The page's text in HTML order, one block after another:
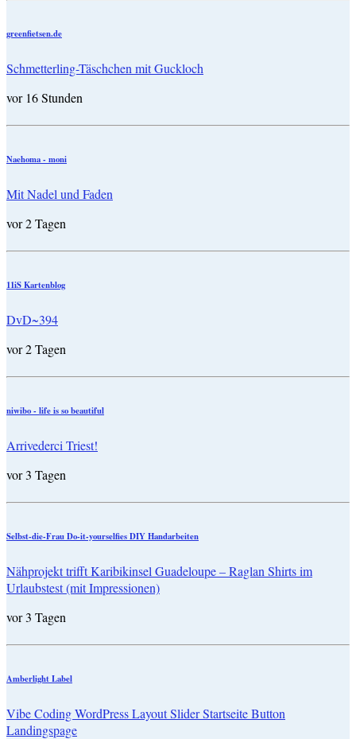
greenfietsen.de
Schmetterling-Täschchen mit Guckloch
vor 16 Stunden
Naehoma - moni
Mit Nadel und Faden
vor 2 Tagen
11iS Kartenblog
DvD~394
vor 2 Tagen
niwibo - life is so beautiful
Arrivederci Triest!
vor 3 Tagen
Selbst-die-Frau Do-it-yourselfies DIY Handarbeiten
Nähprojekt trifft Karibikinsel Guadeloupe – Raglan Shirts im
Urlaubstest (mit Impressionen)
vor 3 Tagen
Amberlight Label
Vibe Coding WordPress Layout Slider Startseite Button
Landingspage